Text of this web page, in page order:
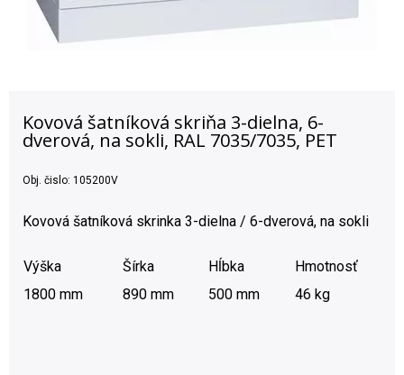
Kovová šatníková skriňa 3-dielna, 6-
dverová, na sokli, RAL 7035/7035, PET
Obj. čislo: 105200V
Kovová šatníková skrinka 3-dielna / 6-dverová, na sokli
Výška Šírka Hĺbka
Hmotnosť
1800 mm
890 mm 500 mm 46 kg